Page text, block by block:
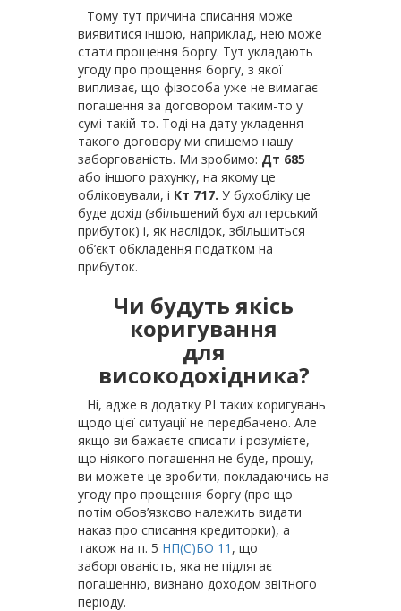
Тому тут причина списання може
виявитися іншою, наприклад, нею може
стати прощення боргу. Тут укладають
угоду про прощення боргу, з якої
випливає, що фізособа уже не вимагає
погашення за договором таким-то у
сумі такій-то. Тоді на дату укладення
такого договору ми спишемо нашу
заборгованість. Ми зробимо: Дт 685
або іншого рахунку, на якому це
обліковували, і Кт 717. У бухобліку це
буде дохід (збільшений бухгалтерський
прибуток) і, як наслідок, збільшиться
об’єкт обкладення податком на
прибуток.
Чи будуть якісь
коригування
для
високодохідника?
Ні, адже в додатку РІ таких коригувань
щодо цієї ситуації не передбачено. Але
якщо ви бажаєте списати і розумієте,
що ніякого погашення не буде, прошу,
ви можете це зробити, покладаючись на
угоду про прощення боргу (про що
потім обов’язково належить видати
наказ про списання кредиторки), а
також на п. 5 НП(С)БО 11 , що
заборгованість, яка не підлягає
погашенню, визнано доходом звітного
періоду.